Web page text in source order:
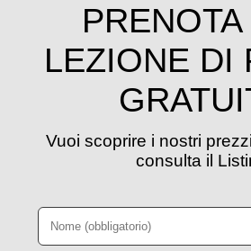
LEZIONE DI
Vuoi scoprire i nostri
consulta il